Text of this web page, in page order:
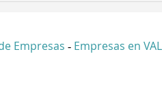
Empresas - Empresas en